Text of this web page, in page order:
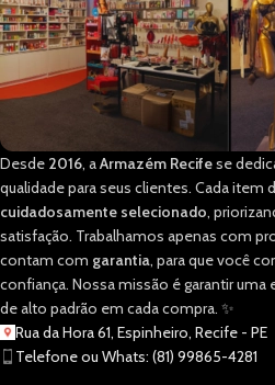
Desde 2016, aArmazém Recifese
qualidade para seus clientes. Cada item
cuidadosamente selecionado,
satisfação. Trabalhamos apenas com
contam com garantia, para que você
confiança. Nossa missão é garantir uma
de alto padrão em cada compra. ✨
Rua da Hora 61, Espinheiro, Recife - PE
Telefone ou Whats: (81) 99865-4281